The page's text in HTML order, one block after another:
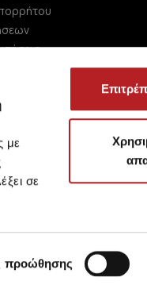
με
σε
προώθησης